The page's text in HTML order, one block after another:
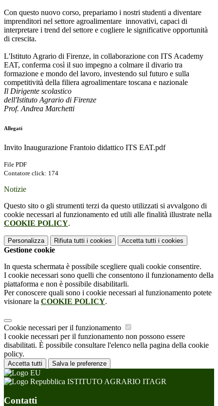
Con questo nuovo corso, prepariamo i nostri studenti a diventare
imprenditori nel settore agroalimentare innovativi, capaci di
interpretare i trend del settore e cogliere le significative opportunità
di crescita.
L'Istituto Agrario di Firenze, in collaborazione con ITS Academy
EAT, conferma così il suo impegno a colmare il divario tra
formazione e mondo del lavoro, investendo sul futuro e sulla
competitività della filiera agroalimentare toscana e nazionale
Il Dirigente scolastico
dell'Istituto Agrario di Firenze
Prof. Andrea Marchetti
Allegati
Invito Inaugurazione Frantoio didattico ITS EAT.pdf
File PDF
Contatore click: 174
Notizie
Questo sito o gli strumenti terzi da questo utilizzati si avvalgono di
cookie necessari al funzionamento ed utili alle finalità illustrate nella
COOKIE POLICY.
Personalizza Rifiuta tutti i cookies Accetta tutti i cookies
Gestione cookie
In questa schermata è possibile scegliere quali cookie consentire.
I cookie necessari sono quelli che consentono il funzionamento della
piattaforma e non è possibile disabilitarli.
Per conoscere quali sono i cookie necessari al funzionamento potete
visionare la COOKIE POLICY.
Cookie necessari per il funzionamento
I cookie necessari per il funzionamento non possono essere
disabilitati. È possibile consultare l'elenco nella pagina della cookie
policy.
Accetta tutti Salva le preferenze
ISTITUTO AGRARIO ITAGR
Contatti